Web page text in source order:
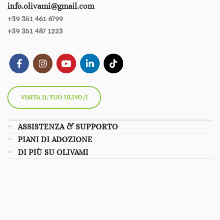
info.olivami@gmail.com
+39 351 461 6799‪‪
+39 351 487 1223
VISITA IL TUO ULIVO/I
ASSISTENZA & SUPPORTO
PIANI DI ADOZIONE
DI PIÙ SU OLIVAMI